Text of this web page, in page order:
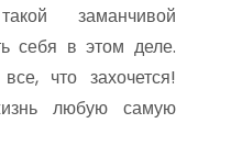
заманчивой
себя в этом деле.
что захочется!
любую самую